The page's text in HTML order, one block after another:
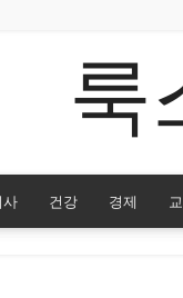
룩
건강 경제